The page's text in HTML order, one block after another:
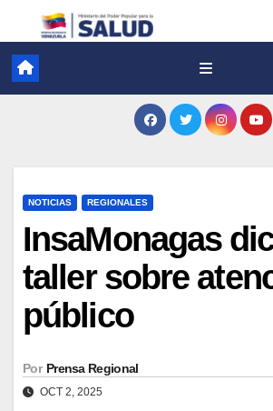
NOTICIAS REGIONALES
InsaMonagas
taller sobre
público
Por Prensa Regional
OCT 2, 2025